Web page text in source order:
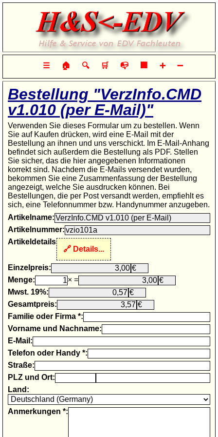
☰ 🏠 🔍 🛒 📭 🏢 ➕ ➖
Bestellung "VerzInfo.CMD
v1.010 (per E-Mail)"
Verwenden Sie dieses Formular um zu bestellen. Wenn
Sie auf Kaufen drücken, wird eine E-Mail mit der
Bestellung an ihnen und uns verschickt. Im E-Mail-Anhang
befindet sich außerdem die Bestellung als PDF. Stellen
Sie sicher, das die hier angegebenen Informationen
korrekt sind. Nachdem die E-Mails versendet wurden,
bekommen Sie eine Zusammenfassung der Bestellung
angezeigt, welche Sie ausdrucken können. Bei
Bestellungen, die per Post versandt werden, empfiehlt es
sich, eine Telefonnummer bzw. Handynummer anzugeben.
Artikelname:
Artikelnummer:
Artikeldetails
Details...
Einzelpreis:
Menge:
× =
Mwst. 19%:
Gesamtpreis:
Familie oder Firma *:
Vorname und Nachname:
E-Mail:
Telefon oder Handy *:
Straße:
PLZ und Ort:
Land:
Anmerkungen *: